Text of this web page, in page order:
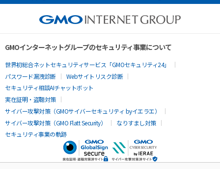
GMOインターネットグループのセキュリティ事業について
世界初総合ネットセキュリティサービス「GMOセキュリティ24」
パスワード漏洩診断
Webサイトリスク診断
セキュリティ相談AIチャットボット
実在証明・盗聴対策
サイバー攻撃対策（GMOサイバーセキュリティ byイエラエ）
サイバー攻撃対策（GMO Flatt Security）
なりすまし対策
セキュリティ事業の軌跡